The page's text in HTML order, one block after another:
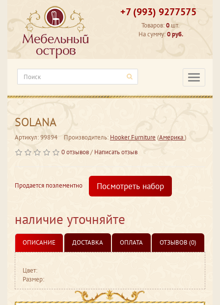
+7 (993) 9277575
Товаров:0 шт.
На сумму:0 руб.
SOLANA
Артикул: 99894 Производитель: Hooker Furniture (Америка)
0 отзывов/ Написать отзыв
Продается поэлементно Посмотреть набор
наличие уточняйте
ОПИСАНИЕ ДОСТАВКА ОПЛАТА ОТЗЫВОВ (0)
Цвет:
Размер: